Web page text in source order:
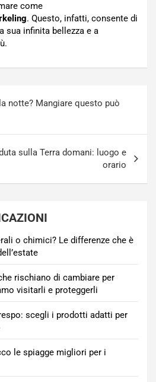
come
. Questo, infatti, consente di
sua infinita bellezza e a
notte? Mangiare questo può
sulla Terra domani: luogo e
orario
o chimici? Le differenze che è
rischiano di cambiare per
visitarli e proteggerli
scegli i prodotti adatti per
le spiagge migliori per i